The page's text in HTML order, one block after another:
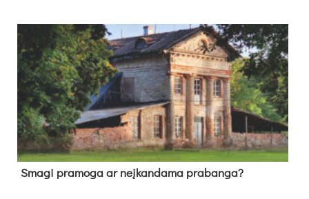
Sma­gi pra­mo­ga ar neį­kan­da­ma pra­ban­ga?